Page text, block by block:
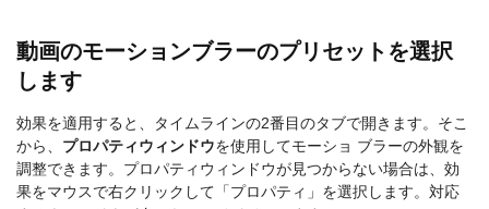
動画のモーションブラーのプリセットを選択
します
効果を適用すると、タイムラインの2番目のタブで開きます。そこ
から、 プロパティウィンドウを使用してモーショ ブラーの外観を
調整できます。プロパティウィンドウが見つからない場合は、効
果をマウスで右クリックして「プロパティ」を選択します。対応